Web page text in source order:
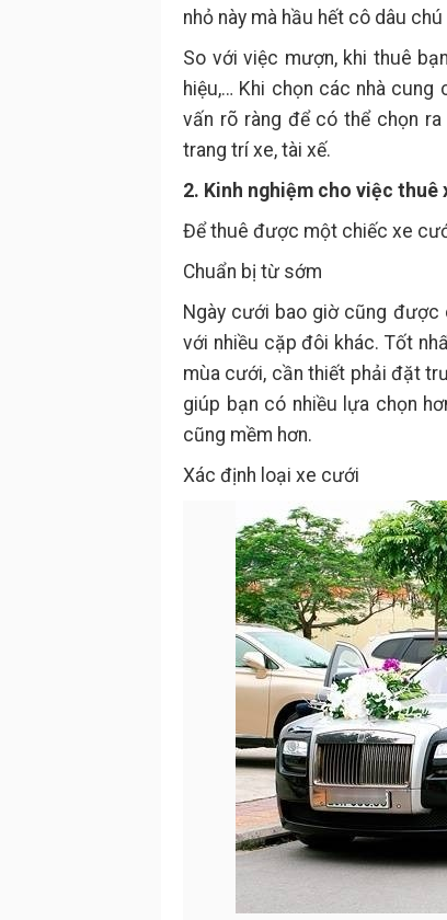
nhỏ này mà hầu hết cô dâu
So với việc mượn, khi thuê
hiệu,… Khi chọn các nhà
vấn rõ ràng để có thể chọn
trang trí xe, tài xế.
2. Kinh nghiệm cho việc thuê
Để thuê được một chiếc xe
Chuẩn bị từ sớm
Ngày cưới bao giờ cũng được
với nhiều cặp đôi khác. Tốt
mùa cưới, cần thiết phải đặt
giúp bạn có nhiều lựa chọn
cũng mềm hơn.
Xác định loại xe cưới